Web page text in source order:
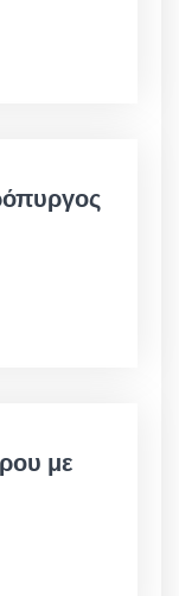
με